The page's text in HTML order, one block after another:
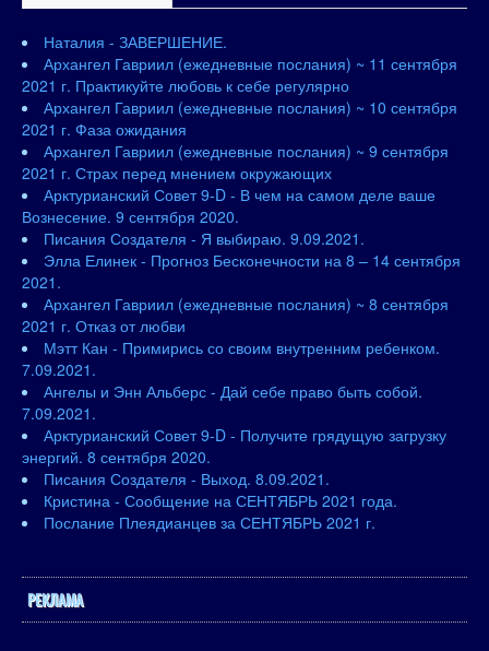
Наталия - ЗАВЕРШЕНИЕ.
Архангел Гавриил (ежедневные послания) ~ 11 сентября
2021 г. Практикуйте любовь к себе регулярно
Архангел Гавриил (ежедневные послания) ~ 10 сентября
2021 г. Фаза ожидания
Архангел Гавриил (ежедневные послания) ~ 9 сентября
2021 г. Страх перед мнением окружающих
Арктурианский Совет 9-D - В чем на самом деле ваше
Вознесение. 9 сентября 2020.
Писания Создателя - Я выбираю. 9.09.2021.
Элла Елинек - Прогноз Бесконечности на 8 – 14 сентября
2021.
Архангел Гавриил (ежедневные послания) ~ 8 сентября
2021 г. Отказ от любви
Мэтт Кан - Примирись со своим внутренним ребенком.
7.09.2021.
Ангелы и Энн Альберс - Дай себе право быть собой.
7.09.2021.
Арктурианский Совет 9-D - Получите грядущую загрузку
энергий. 8 сентября 2020.
Писания Создателя - Выход. 8.09.2021.
Кристина - Сообщение на СЕНТЯБРЬ 2021 года.
Послание Плеядианцев за СЕНТЯБРЬ 2021 г.
РЕКЛАМА